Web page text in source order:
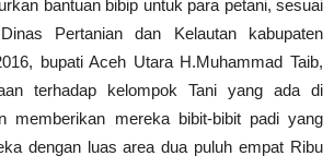
bantuan bibip untuk para petani, sesuai
Pertanian dan Kelautan kabupaten
bupati Aceh Utara H.Muhammad Taib,
terhadap kelompok Tani yang ada di
memberikan mereka bibit-bibit padi yang
dengan luas area dua puluh empat Ribu